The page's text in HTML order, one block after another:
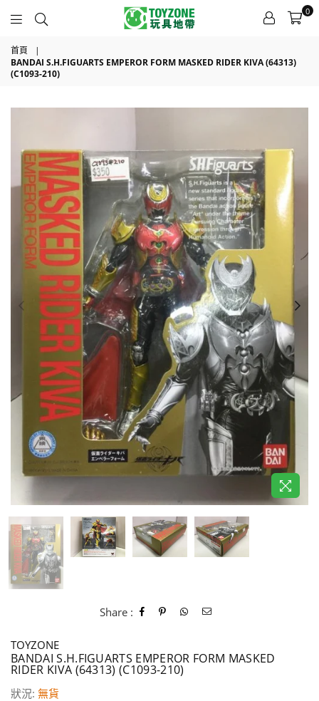
0
首頁
|
BANDAI S.H.FIGUARTS EMPEROR FORM MASKED RIDER KIVA (64313)
(C1093-210)
Share :
TOYZONE
BANDAI S.H.FIGUARTS EMPEROR FORM MASKED
RIDER KIVA (64313) (C1093-210)
狀況: 無貨